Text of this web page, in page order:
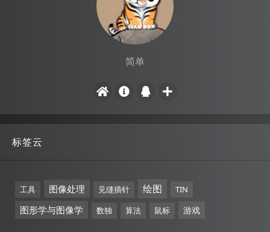
简单
标签云
工具 图像处理 见缝插针 绘图 TIN
图形学与图像学 数独 算法 鼠标 游戏